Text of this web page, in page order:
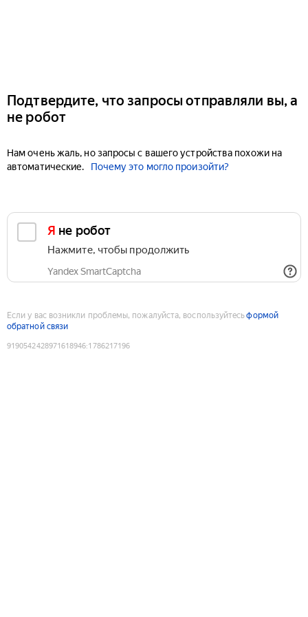
Подтвердите, что запросы отправляли вы, а
не робот
Нам очень жаль, но запросы с вашего устройства похожи на
автоматические.
Почему это могло произойти?
Я не робот
Нажмите, чтобы продолжить
Yandex SmartCaptcha
Если у вас возникли проблемы, пожалуйста, воспользуйтесьформой
обратной связи
9190542428971618946:1786217196